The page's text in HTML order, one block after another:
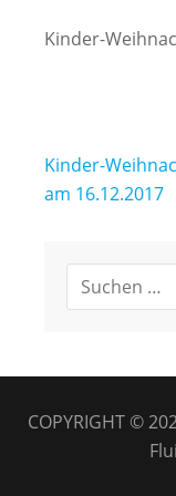
Kinder-
Kinder-
am 16.12.2017
COPYRIGHT ©